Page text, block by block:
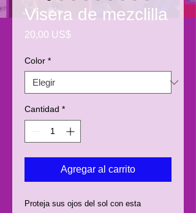
Visera de mezclilla
20,00 US$Precio
Color *
Cantidad *
Agregar al carrito
Proteja sus ojos del sol con esta